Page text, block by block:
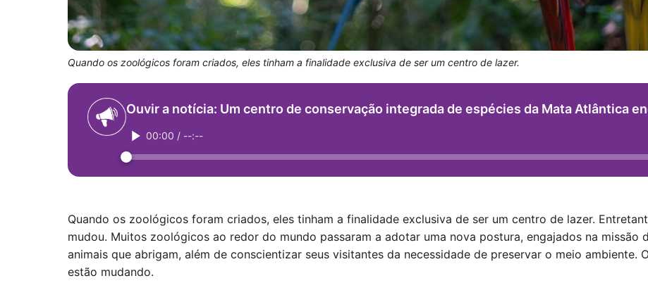
Quando os zoológicos foram criados, eles tinham a finalidade exclusiva de ser um centro de lazer.
Ouvir a notícia: Um centro de conservação integrada de espécies da Mata Atlântica
00:00 / --:--
Quando os zoológicos foram criados, eles tinham a finalidade exclusiva de ser um centro de lazer.
mudou. Muitos zoológicos ao redor do mundo passaram a adotar uma nova postura, engajados na missão
animais que abrigam, além de conscientizar seus visitantes da necessidade de preservar o meio ambiente.
estão mudando.